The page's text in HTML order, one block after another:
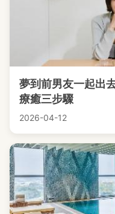
夢到前男友一起出
療癒三步驟
2026-04-12